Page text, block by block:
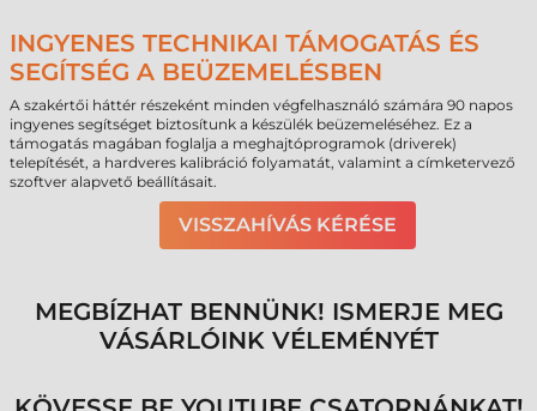
INGYENES TECHNIKAI TÁMOGATÁS ÉS
SEGÍTSÉG A BEÜZEMELÉSBEN
A szakértői háttér részeként minden végfelhasználó számára 90 napos
ingyenes segítséget biztosítunk a készülék beüzemeléséhez. Ez a
támogatás magában foglalja a meghajtóprogramok (driverek)
telepítését, a hardveres kalibráció folyamatát, valamint a címketervező
szoftver alapvető beállításait.
VISSZAHÍVÁS KÉRÉSE
MEGBÍZHAT BENNÜNK! ISMERJE MEG
VÁSÁRLÓINK VÉLEMÉNYÉT